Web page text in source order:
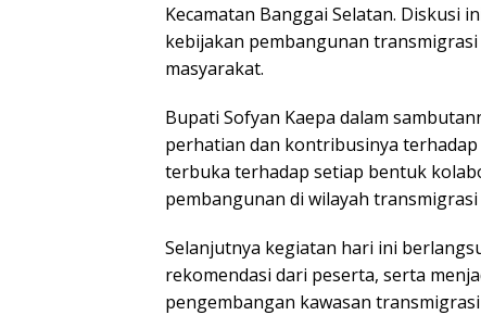
Kecamatan Banggai Selatan. Diskusi
kebijakan pembangunan
masyarakat.
Bupati Sofyan Kaepa dalam
perhatian dan kontribusinya
terbuka terhadap setiap bentuk
pembangunan di wilayah
Selanjutnya kegiatan hari ini
rekomendasi dari peserta, serta
pengembangan kawasan